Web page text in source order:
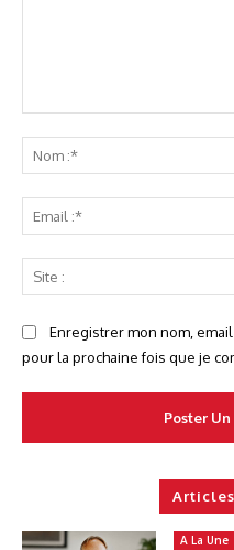
Enregistrer mon nom,
pour la prochaine fois que je
A La Une